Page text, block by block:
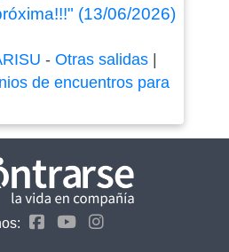
(13/06/2026)
- Otras salidas|
de encuentros para